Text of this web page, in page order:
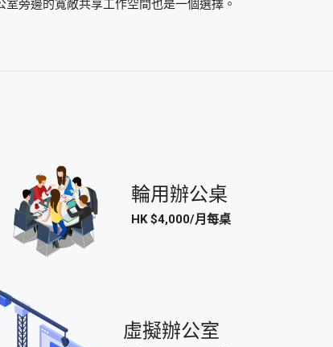
旁邊的寬敞共享工作空間也是一個選擇。
輪用辦公桌
HK $4,000/月每桌
虛擬辦公室